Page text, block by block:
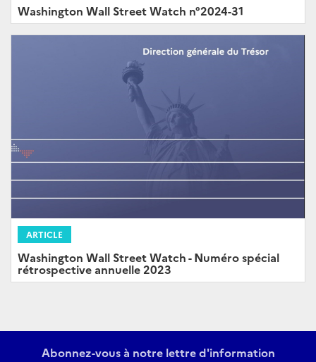
Washington Wall Street Watch n°2024-31
ARTICLE
Washington Wall Street Watch - Numéro spécial
rétrospective annuelle 2023
Abonnez-vous à notre lettre d'information